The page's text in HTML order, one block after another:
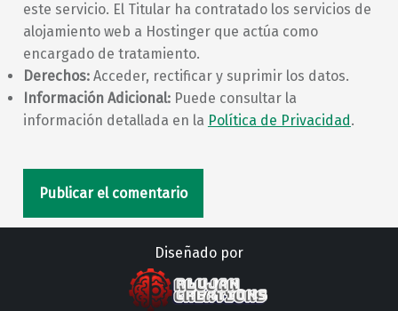
este servicio. El Titular ha contratado los servicios de
alojamiento web a Hostinger que actúa como
encargado de tratamiento.
Derechos:Acceder, rectificar y suprimir los datos.
Información Adicional:Puede consultar la
información detallada en la Política de Privacidad .
Diseñado por